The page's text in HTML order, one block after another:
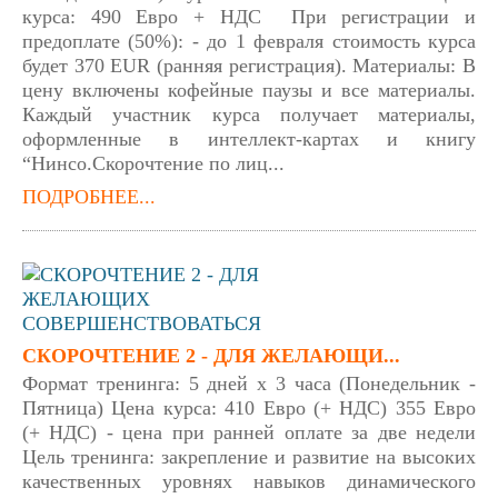
курса: 490 Евро + НДС При регистрации и
предоплате (50%): - до 1 февраля стоимость курса
будет 370 EUR (ранняя регистрация). Материалы: В
цену включены кофейные паузы и все материалы.
Каждый участник курса получает материалы,
оформленные в интеллект-картах и книгу
“Нинсо.Скорочтение по лиц...
ПОДРОБНЕЕ...
СКОРОЧТЕНИЕ 2 - ДЛЯ ЖЕЛАЮЩИ...
Формат тренинга: 5 дней х 3 часа (Понедельник -
Пятница) Цена курса: 410 Евро (+ НДС) 355 Евро
(+ НДС) - цена при ранней оплате за две недели
Цель тренинга: закрепление и развитие на высоких
качественных уровнях навыков динамического